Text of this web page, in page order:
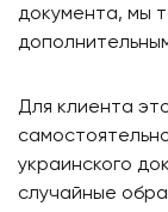
документа, мы
Для клиента
украинского
случайные